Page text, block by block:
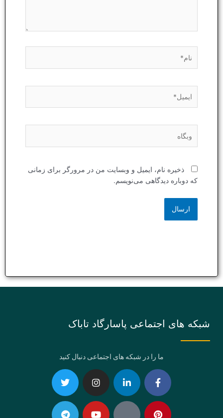
ذخیره نام، ایمیل و وبسایت من در مرورگر برای زمانی
که دوباره دیدگاهی می‌نویسم.
شبکه های اجتماعی پاسارگاد تاباک
ما را در شبکه های اجتماعی دنبال کنید
Facebook-
f
Linkedin-
in
Instagram
Twitter Pinterest
Eaparat
Youtube
Telegram